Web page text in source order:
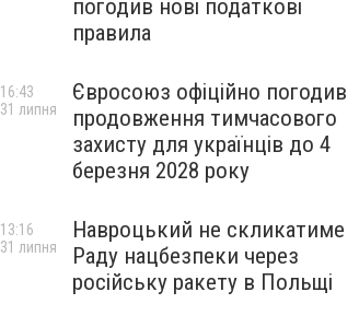
погодив нові податкові
правила
Євросоюз офіційно погодив
продовження тимчасового
захисту для українців до 4
березня 2028 року
16:43
31 липня
Навроцький не скликатиме
Раду нацбезпеки через
російську ракету в Польщі
13:16
31 липня